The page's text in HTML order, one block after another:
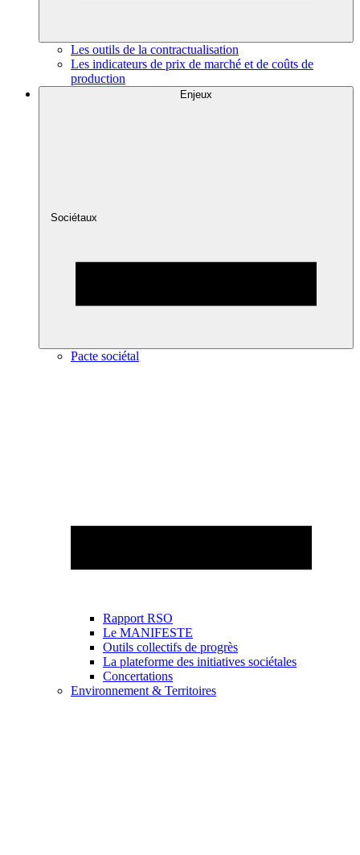
Les outils de la contractualisation
Les indicateurs de prix de marché et de coûts de
production
Enjeux
Sociétaux
Pacte sociétal
Rapport RSO
Le MANIFESTE
Outils collectifs de progrès
La plateforme des initiatives sociétales
Concertations
Environnement & Territoires